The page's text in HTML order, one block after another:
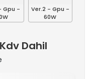
Gpu -
Ver.2 - Gpu -
60W
Dahil